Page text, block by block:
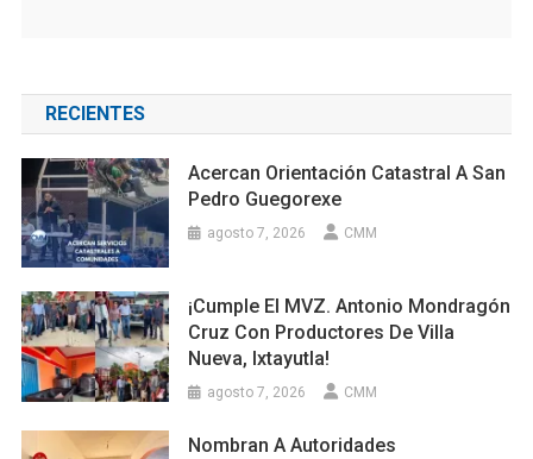
RECIENTES
Acercan Orientación Catastral A San
Pedro Guegorexe
agosto 7, 2026 CMM
¡Cumple El MVZ. Antonio Mondragón
Cruz Con Productores De Villa
Nueva, Ixtayutla!
agosto 7, 2026 CMM
Nombran A Autoridades